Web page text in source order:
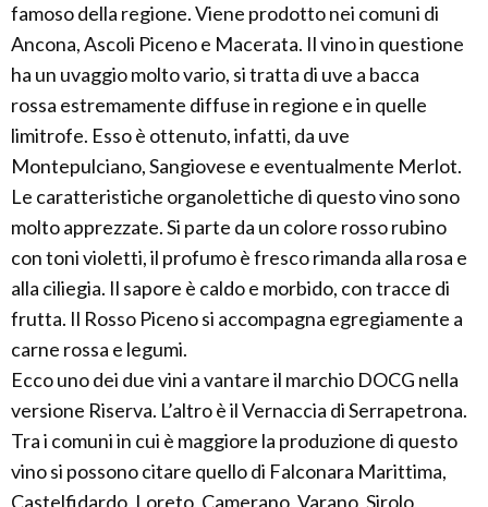
famoso della regione. Viene prodotto nei comuni di
Ancona, Ascoli Piceno e Macerata. Il vino in questione
ha un uvaggio molto vario, si tratta di uve a bacca
rossa estremamente diffuse in regione e in quelle
limitrofe. Esso è ottenuto, infatti, da uve
Montepulciano, Sangiovese e eventualmente Merlot.
Le caratteristiche organolettiche di questo vino sono
molto apprezzate. Si parte da un colore rosso rubino
con toni violetti, il profumo è fresco rimanda alla rosa e
alla ciliegia. Il sapore è caldo e morbido, con tracce di
frutta. Il Rosso Piceno si accompagna egregiamente a
carne rossa e legumi.
Ecco uno dei due vini a vantare il marchio DOCG nella
versione Riserva. L’altro è il Vernaccia di Serrapetrona.
Tra i comuni in cui è maggiore la produzione di questo
vino si possono citare quello di Falconara Marittima,
Castelfidardo, Loreto, Camerano, Varano, Sirolo,